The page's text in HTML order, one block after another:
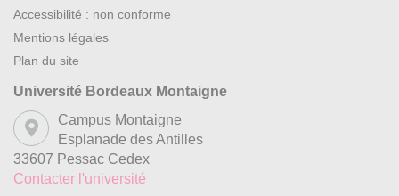
Accessibilité : non conforme
Mentions légales
Plan du site
Université Bordeaux Montaigne
Campus Montaigne
Esplanade des Antilles
33607 Pessac Cedex
Contacter l'université